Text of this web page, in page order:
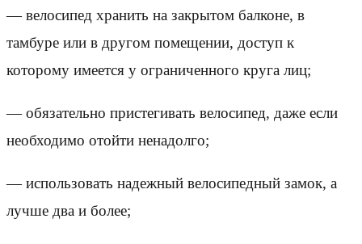
— велосипед хранить на закрытом балконе, в
тамбуре или в другом помещении, доступ к
которому имеется у ограниченного круга лиц;
— обязательно пристегивать велосипед, даже если
необходимо отойти ненадолго;
— использовать надежный велосипедный замок, а
лучше два и более;